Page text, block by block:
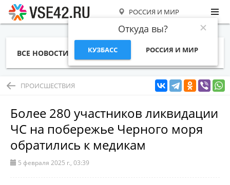
РОССИЯ И МИР
Откуда вы?
КУЗБАСС РОССИЯ И МИР
ВСЕ НОВОСТИ СТАТЬИ ТЕМЫ ФОТО
ПРОИСШЕСТВИЯ
Более 280 участников ликвидации
ЧС на побережье Черного моря
обратились к медикам
5 февраля 2025 г., 03:39